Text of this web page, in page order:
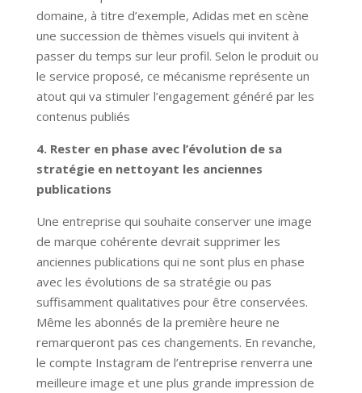
domaine, à titre d’exemple, Adidas met en scène
une succession de thèmes visuels qui invitent à
passer du temps sur leur profil. Selon le produit ou
le service proposé, ce mécanisme représente un
atout qui va stimuler l’engagement généré par les
contenus publiés
4. Rester en phase avec l’évolution de sa
stratégie en nettoyant les anciennes
publications
Une entreprise qui souhaite conserver une image
de marque cohérente devrait supprimer les
anciennes publications qui ne sont plus en phase
avec les évolutions de sa stratégie ou pas
suffisamment qualitatives pour être conservées.
Même les abonnés de la première heure ne
remarqueront pas ces changements. En revanche,
le compte Instagram de l’entreprise renverra une
meilleure image et une plus grande impression de